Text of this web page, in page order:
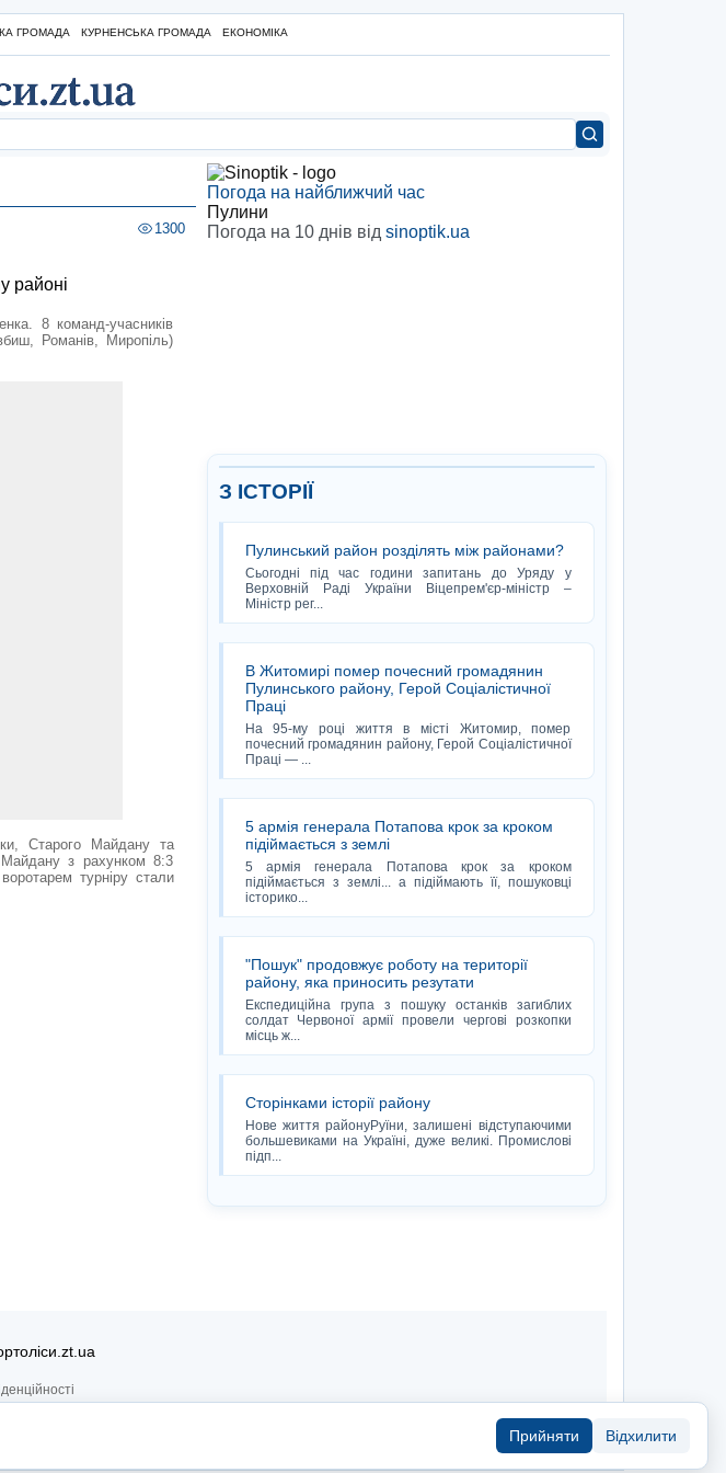
ГРОМАДА КУРНЕНСЬКА ГРОМАДА ЕКОНОМІКА
1300
районі
8 команд-учасників
Романів, Миропіль)
Старого Майдану та
з рахунком 8:3
турніру стали
Погода на найближчий час
Пулини
Погода на 10 днів від sinoptik.ua
З ІСТОРІЇ
Пулинський район розділять між районами?
Сьогодні під час години запитань до Уряду у
Верховній Раді України Віцепрем'єр-міністр –
Міністр рег...
В Житомирі помер почесний громадянин
Пулинського району, Герой Соціалістичної
Праці
На 95-му році життя в місті Житомир, помер
почесний громадянин району, Герой Соціалістичної
Праці — ...
5 армія генерала Потапова крок за кроком
підіймається з землі
5 армія генерала Потапова крок за кроком
підіймається з землі... а підіймають її, пошуковці
історико...
"Пошук" продовжує роботу на території
району, яка приносить резутати
Експедиційна група з пошуку останків загиблих
солдат Червоної армії провели чергові розкопки
місць ж...
Сторінками історії району
Нове життя районуРуїни, залишені відступаючими
большевиками на Україні, дуже великі. Промислові
підп...
Прийняти Відхилити